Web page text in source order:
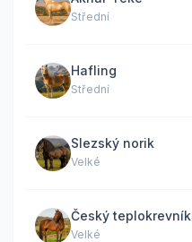
Střední
Hafling
Střední
Slezský norik
Velké
Český teplokrevník
Velké